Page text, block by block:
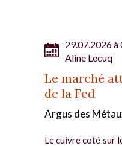
29.07.2026 à
Aline Lecuq
Le marché
de la Fed
Argus des
Le cuivre coté sur